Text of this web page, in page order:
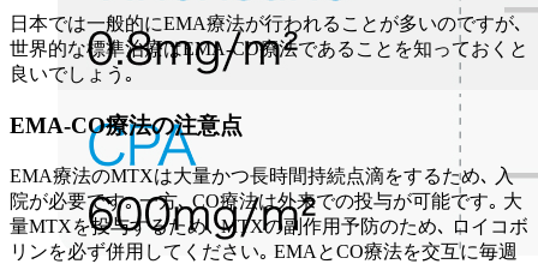
日本では一般的にEMA療法が行われることが多いのですが､
世界的な標準治療はEMA-CO療法であることを知っておくと
良いでしょう｡
EMA-CO療法の注意点
EMA療法のMTXは大量かつ長時間持続点滴をするため､ 入
院が必要です｡ 一方､ CO療法は外来での投与が可能です｡ 大
量MTXを投与するため､ MTXの副作用予防のため､ ロイコボ
リンを必ず併用してください｡ EMAとCO療法を交互に毎週